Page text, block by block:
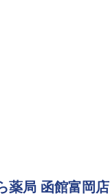
薬局 函館富岡店